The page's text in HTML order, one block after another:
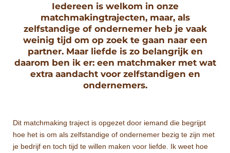
Iedereen is welkom in onze
matchmakingtrajecten, maar, als
zelfstandige of ondernemer heb je vaak
weinig tijd om op zoek te gaan naar een
partner. Maar liefde is zo belangrijk en
daarom ben ik er: een matchmaker met wat
extra aandacht voor zelfstandigen en
ondernemers.
Dit matchmaking traject is opgezet door iemand die begrijpt
hoe het is om als zelfstandige of ondernemer bezig te zijn met
je bedrijf en toch tijd te willen maken voor liefde. Ik weet hoe